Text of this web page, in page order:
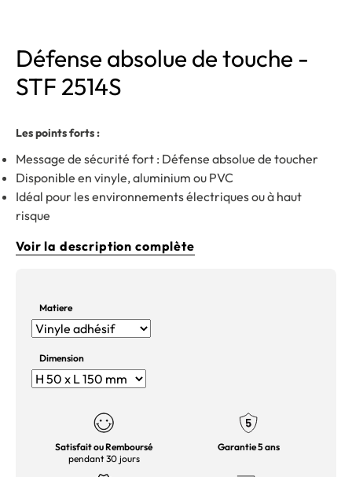
Défense absolue de touche -
STF 2514S
Les points forts :
Message de sécurité fort : Défense absolue de toucher
Disponible en vinyle, aluminium ou PVC
Idéal pour les environnements électriques ou à haut
risque
Voir la description complète
Matiere
Dimension
Satisfait ou Remboursé
pendant 30 jours
Garantie 5 ans